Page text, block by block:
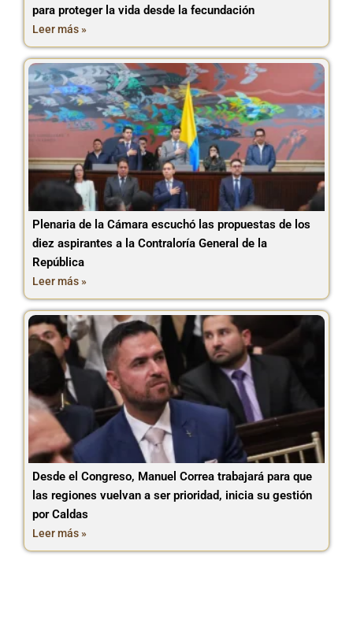
para proteger la vida desde la fecundación
Leer más »
Plenaria de la Cámara escuchó las propuestas de los
diez aspirantes a la Contraloría General de la
República
Leer más »
Desde el Congreso, Manuel Correa trabajará para que
las regiones vuelvan a ser prioridad, inicia su gestión
por Caldas
Leer más »